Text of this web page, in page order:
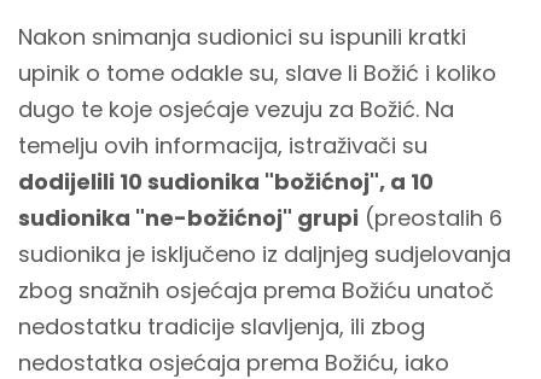
Nakon snimanja sudionici su ispunili kratki
upinik o tome odakle su, slave li Božić i koliko
dugo te koje osjećaje vezuju za Božić. Na
temelju ovih informacija, istraživači su
dodijelili 10 sudionika "božićnoj", a 10
sudionika "ne-božićnoj" grupi (preostalih 6
sudionika je isključeno iz daljnjeg sudjelovanja
zbog snažnih osjećaja prema Božiću unatoč
nedostatku tradicije slavljenja, ili zbog
nedostatka osjećaja prema Božiću, iako